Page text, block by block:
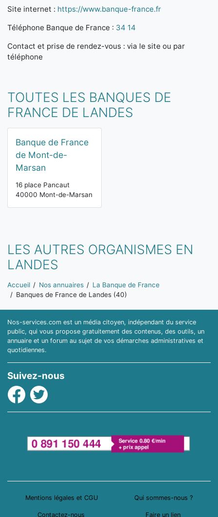
Site internet : https://www.banque-france.fr
Téléphone Banque de France : 34 14
Contact et prise de rendez-vous : via le site ou par
téléphone
TOUTES LES BANQUES DE
FRANCE DE LANDES
Banque de France
de Mont-de-
Marsan
16 place Pancaut
40000 Mont-de-Marsan
LES AUTRES ORGANISMES EN
LANDES
Vous êtes ici:
Accueil Nos annuaires
La Banque de France
Banques de France de Landes (40)
Nos-services.com est un média citoyen, indépendant du service
public, qui vous propose gratuitement des contenus, des outils, un
annuaire et un forum au sujet de vos démarches administratives et
quotidiennes.
Suivez-nous
Facebook
Twitter
Mentions légales et CGU Qui sommes-nous ?
Contactez-nous Faire un lien